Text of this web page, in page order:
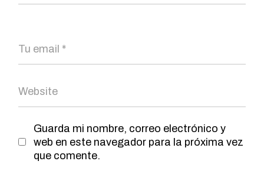
Guarda mi nombre, correo electrónico y
web en este navegador para la próxima vez
que comente.